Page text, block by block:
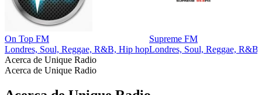
On Top FM
Londres, Soul, Reggae, R&B, Hip hop
Supreme FM
Londres, Soul, Reggae,
Acerca de Unique Radio
Acerca de Unique Radio